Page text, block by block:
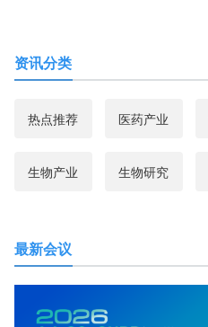
资讯分类
热点推荐 医药产业
生物产业 生物研究
最新会议